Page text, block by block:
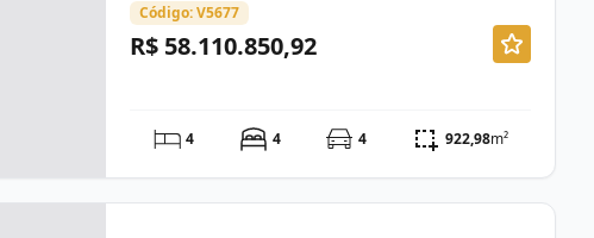
Código: V5677
R$ 58.110.850,92
4 4 4 922,98m²